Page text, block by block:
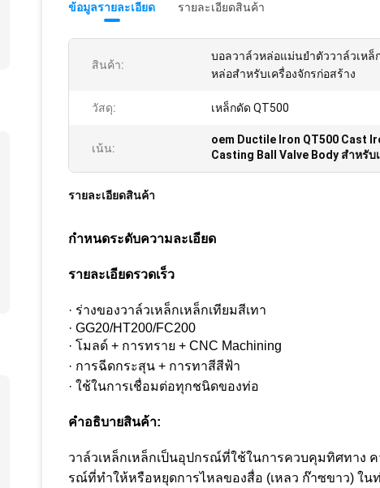
ข้อมูลรายละเอียด รายละเอียดสินค้า
สินค้า:
บอลวาล์วหล่อแม่นยำตัววาล์วเหล็
หล่อสำหรับเครื่องจักรก่อสร้าง
วัสดุ: เหล็กดัด QT500
เน้น:
oem Ductile Iron QT500 Cast
Casting Ball Valve Body สำหรับ
รายละเอียดสินค้า
กําหนดระดับความละเอียด
รายละเอียดรวดเร็ว
· ร่างของวาล์วเหล็กเหล็กเทียมสีเทา
· GG20/HT200/FC200
· โมลด์ + การทราย + CNC Machining
· การฉีดกระสุน + การทาสีสีฟ้า
· ใช้ในการเชื่อมต่อทุกชนิดของท่อ
คําอธิบายสินค้า:
วาล์วเหล็กเหล็กเป็นอุปกรณ์ที่ใช้ในการควบคุมทิศทาง
รณ์ที่ทําให้หรือหยุดการไหลของสื่อ (เหลว ก๊าซขาว) ใ